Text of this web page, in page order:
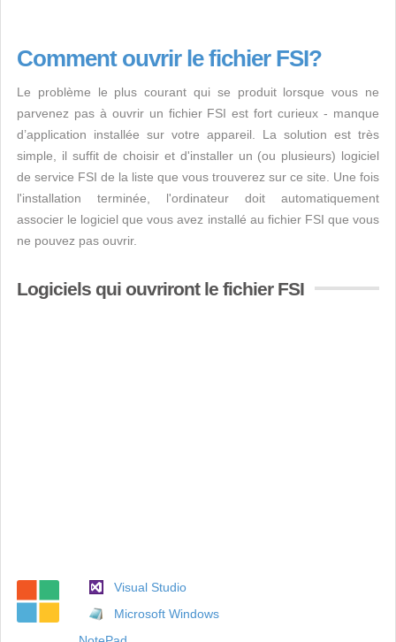
Comment ouvrir le fichier FSI?
Le problème le plus courant qui se produit lorsque vous ne
parvenez pas à ouvrir un fichier FSI est fort curieux - manque
d’application installée sur votre appareil. La solution est très
simple, il suffit de choisir et d'installer un (ou plusieurs) logiciel
de service FSI de la liste que vous trouverez sur ce site. Une fois
l'installation terminée, l'ordinateur doit automatiquement
associer le logiciel que vous avez installé au fichier FSI que vous
ne pouvez pas ouvrir.
Logiciels qui ouvriront le fichier FSI
Visual Studio
Microsoft Windows